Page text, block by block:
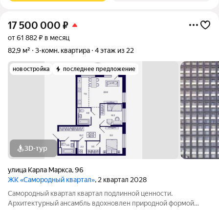
17 500 000 ₽
от 61 882 ₽ в месяц
82,9 м²
3-комн. квартира 4 этаж из 22
новостройка последнее предложение
3D-тур
улица Карла Маркса,96
ЖК «Самородный квартал», 2 квартал 2028
Самородный квартал квартал подлинной ценности.
Архитектурный ансамбль вдохновлен природной формой